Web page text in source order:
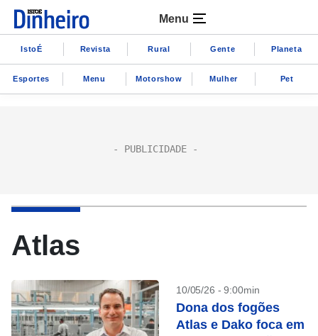
Menu
IstoÉ Revista Rural Gente Planeta
Esportes Menu Motorshow Mulher Pet
Atlas
10/05/26 - 9:00min
Dona dos fogões
Atlas e Dako foca em